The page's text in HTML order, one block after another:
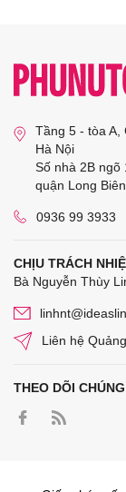
Tầng 5 - tòa A,
Hà Nội
Số nhà 2B ngõ
quận Long
0936 99 3933
CHỊU TRÁCH
Bà Nguyễn Thùy
Liên hệ
THEO DÕI